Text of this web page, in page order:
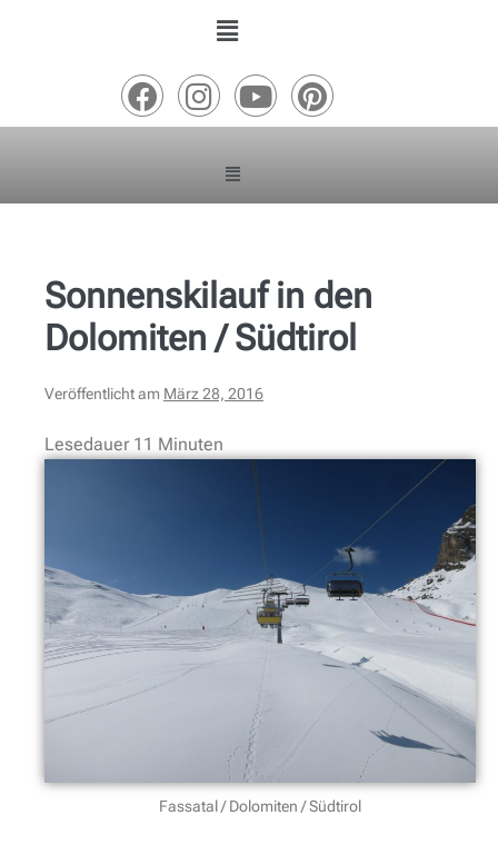
Sonnenskilauf in den
Dolomiten / Südtirol
Veröffentlicht am März 28, 2016
Lesedauer 11 Minuten
Fassatal / Dolomiten / Südtirol